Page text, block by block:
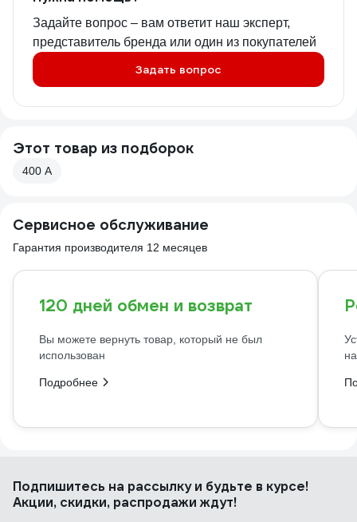
Задайте вопрос – вам ответит наш эксперт,
представитель бренда или один из покупателей
Задать вопрос
Этот товар из подборок
400 А
Сервисное обслуживание
Гарантия производителя 12 месяцев
120 дней обмен и возврат
Вы можете вернуть товар, который не был
использован
Подробнее
Подпишитесь на рассылкуи будьте в курсе!
Акции, скидки, распродажи ждут!